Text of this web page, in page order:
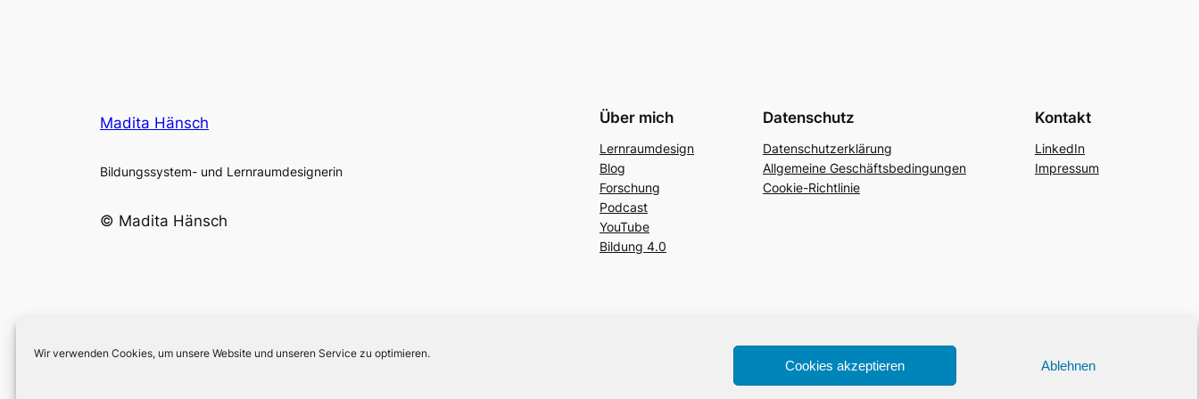
Wir verwenden Cookies, um unsere Website und unseren Service zu optimieren.
Cookies akzeptieren Ablehnen
Madita Hänsch
Bildungssystem- und Lernraumdesignerin
© Madita Hänsch
Über mich
Lernraumdesign
Blog
Forschung
Podcast
YouTube
Bildung 4.0
Datenschutz
Datenschutzerklärung
Allgemeine Geschäftsbedingungen
Cookie-Richtlinie
Kontakt
LinkedIn
Impressum